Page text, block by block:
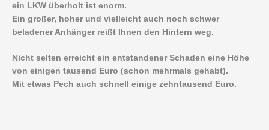
ein LKW überholt ist enorm.
Ein großer, hoher und vielleicht auch noch schwer
beladener Anhänger reißt Ihnen den Hintern weg.
Nicht selten erreicht ein entstandener Schaden eine Höhe
von einigen tausend Euro (schon mehrmals gehabt).
Mit etwas Pech auch schnell einige zehntausend Euro.